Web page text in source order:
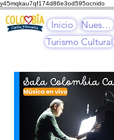
y45mqkau7qf174d86e3od595ocnido
Nuestros Cursos
Inicio
Turismo Cultural